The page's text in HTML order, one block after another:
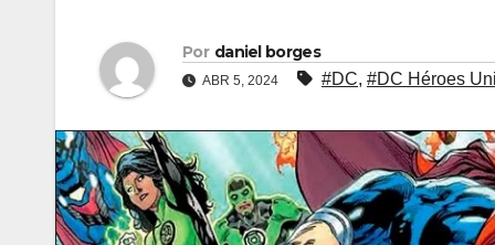
Por daniel borges
ABR 5, 2024 #DC, #DC Héroes